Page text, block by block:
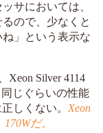
サにおいては、
ので、少なくと
」という表示な
Xeon Silver 4114
じぐらいの性能
しくない。 Xeon
だ。